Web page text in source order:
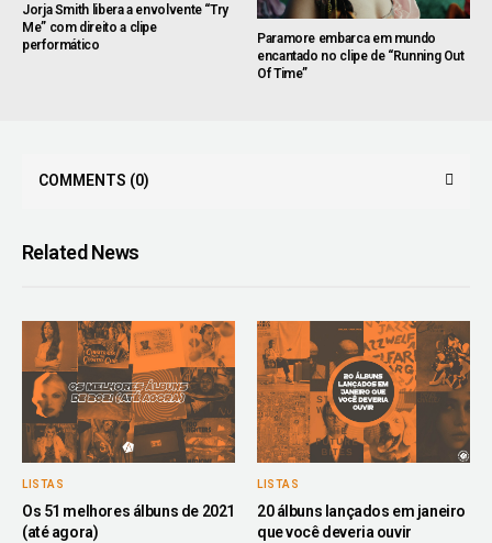
Jorja Smith libera a envolvente “Try
Me” com direito a clipe
performático
Paramore embarca em mundo
encantado no clipe de “Running Out
Of Time”
COMMENTS (0)
Related News
LISTAS
Os 51 melhores álbuns de 2021
(até agora)
LISTAS
20 álbuns lançados em janeiro
que você deveria ouvir